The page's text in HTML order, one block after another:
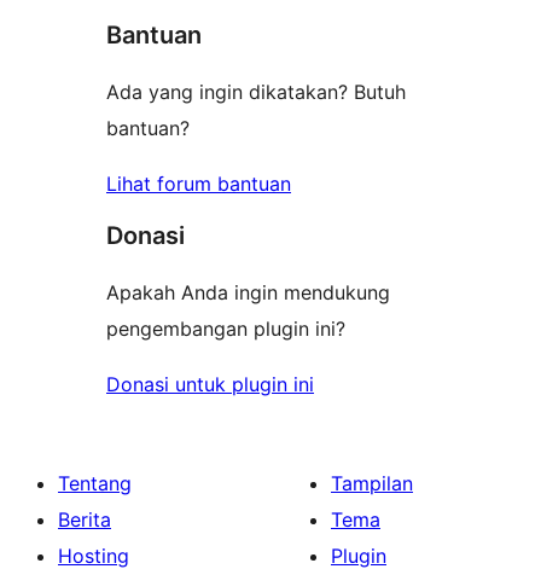
Bantuan
Ada yang ingin dikatakan? Butuh
bantuan?
Lihat forum bantuan
Donasi
Apakah Anda ingin mendukung
pengembangan plugin ini?
Donasi untuk plugin ini
Tentang
Berita
Hosting
Tampilan
Tema
Plugin